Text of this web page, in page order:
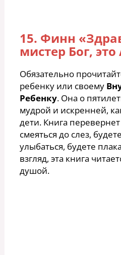
15. Финн
мистер Бог,
Обязательно
ребенку или своему
Ребенку. Она о
мудрой и искренней,
дети. Книга
смеяться до слез,
улыбаться, будете
взгляд, эта книга
душой.